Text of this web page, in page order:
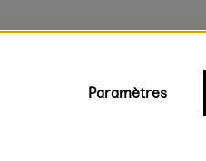
Paramètres